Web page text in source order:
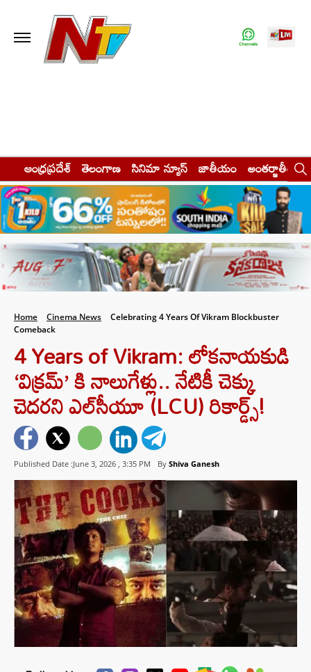
ఆంధ్రప్రదేశ్ తెలంగాణ సినిమా న్యూస్ జాతీయం అంతర్జాతీయం
Home Cinema News
Celebrating 4 Years Of Vikram Blockbuster
Comeback
4 Years of Vikram: లోకనాయకుడి
‘విక్రమ్’ కి నాలుగేళ్లు.. నేటికీ చెక్కు
చెదరని ఎల్‌సీయూ (LCU) రికార్డ్స్!
Published Date :June 3, 2026 , 3:35 PM By Shiva Ganesh